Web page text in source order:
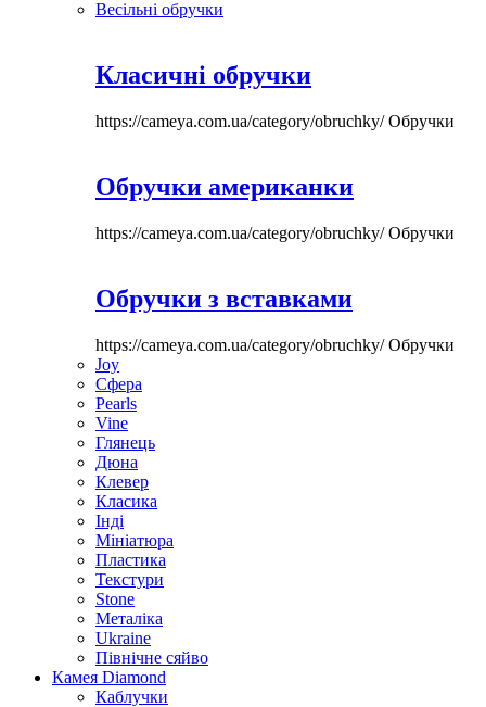
Весільні обручки
Класичні обручки
https://cameya.com.ua/category/obruchky/Обручки
Обручки американки
https://cameya.com.ua/category/obruchky/Обручки
Обручки з вставками
https://cameya.com.ua/category/obruchky/Обручки
Joy
Сфера
Pearls
Vine
Глянець
Дюна
Клевер
Класика
Інді
Мініатюра
Пластика
Текстури
Stone
Металіка
Ukraine
Північне сяйво
Камея Diamond
Каблучки